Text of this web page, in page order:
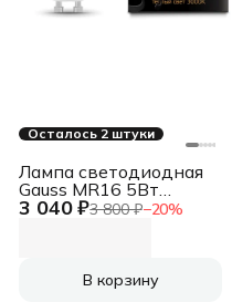
Осталось 2 штуки
3 040 ₽3 800 ₽−20%
Лампа светодиодная
Gauss MR16 5Вт
цок.:GU10 спот 220B
В корзину